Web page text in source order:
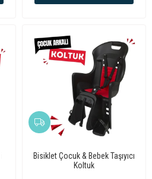
Bisiklet Çocuk & Bebek Taşıyıcı
Koltuk